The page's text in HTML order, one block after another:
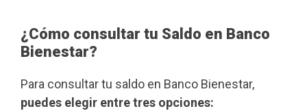
¿Cómo consultar tu Saldo en Banco
Bienestar?
Para consultar tu saldo en Banco Bienestar,
puedes elegir entre tres opciones: